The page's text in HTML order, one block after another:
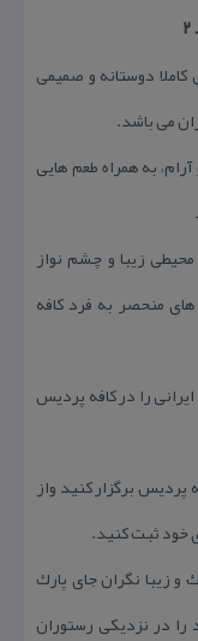
۳۵ نفر در محیطی كاملا دوستانه و صمیمی
می باشد.
به همراه طعم هایی
محیطی زیبا و چشم نواز
منحصر به فرد كافه
را در كافه پردیس
پردیس برگزار كنید واز
خود ثبت كنید.
و زیبا نگران جای پارك
را در نزدیكی رستوران